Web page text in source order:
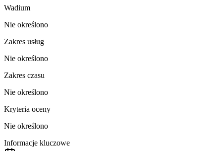
Wadium
Nie określono
Zakres usług
Nie określono
Zakres czasu
Nie określono
Kryteria oceny
Nie określono
Informacje kluczowe